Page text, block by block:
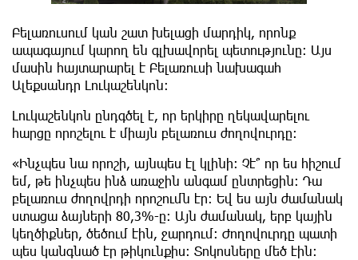
Բելառուսում կան շատ խելացի մարդիկ, որոնք
ապագայում կարող են գլխավորել պետությունը: Այս
մասին հայտարարել է Բելառուսի նախագահ
Ալեքսանդր Լուկաշենկոն:
Լուկաշենկոն ընդգծել է, որ երկիրը ղեկավարելու
հարցը որոշելու է միայն բելառուս ժողովուրդը։
«Ինչպես նա որոշի, այնպես էլ կլինի։ Չէ՞ որ ես հիշում
եմ, թե ինչպես ինձ առաջին անգամ ընտրեցին։ Դա
բելառուս ժողովրդի որոշումն էր։ Եվ ես այն ժամանակ
ստացա ձայների 80,3%-ը։ Այն ժամանակ, երբ կային
կեղծիքներ, ծեծում էին, ջարդում։ Ժողովուրդը պատի
պես կանգնած էր թիկունքիս։ Տոկոսները մեծ էին։